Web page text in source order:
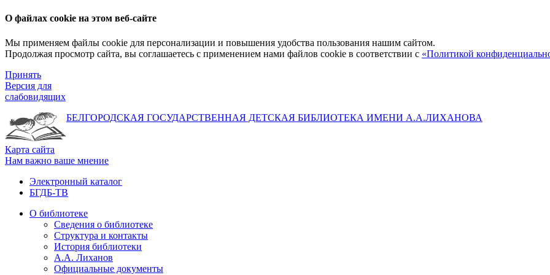
О файлах cookie на этом веб-сайте
Мы применяем файлы cookie для персонализации и повышения удобства пользования нашим сайтом.
Продолжая просмотр сайта, вы соглашаетесь с применением нами файлов cookie в соответствии с «Политикой
Принять
Версия для
слабовидящих
БЕЛГОРОДСКАЯ ГОСУДАРСТВЕННАЯ ДЕТСКАЯ БИБЛИОТЕКА ИМЕНИ А.А.ЛИХАНОВА
Карта сайта
Нам важно ваше мнение
Электронный каталог
БГДБ-ТВ
О библиотеке
Сведения о библиотеке
Структура и контакты
История библиотеки
А.А. Лиханов
Официальные документы